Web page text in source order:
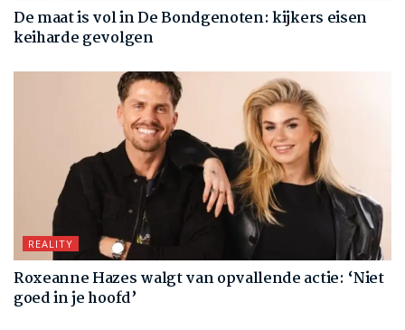
De maat is vol in De Bondgenoten: kijkers eisen
keiharde gevolgen
REALITY
Roxeanne Hazes walgt van opvallende actie: ‘Niet
goed in je hoofd’